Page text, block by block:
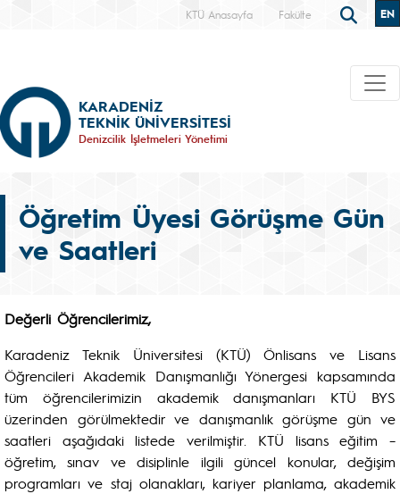
KTÜ Anasayfa Fakülte EN
KARADENİZ
TEKNİK ÜNİVERSİTESİ
Denizcilik İşletmeleri Yönetimi
Öğretim Üyesi Görüşme Gün
ve Saatleri
Değerli Öğrencilerimiz,
Karadeniz Teknik Üniversitesi (KTÜ) Önlisans ve Lisans
Öğrencileri Akademik Danışmanlığı Yönergesi kapsamında
tüm öğrencilerimizin akademik danışmanları KTÜ BYS
üzerinden görülmektedir ve danışmanlık görüşme gün ve
saatleri aşağıdaki listede verilmiştir. KTÜ lisans eğitim –
öğretim, sınav ve disiplinle ilgili güncel konular, değişim
programları ve staj olanakları, kariyer planlama, akademik